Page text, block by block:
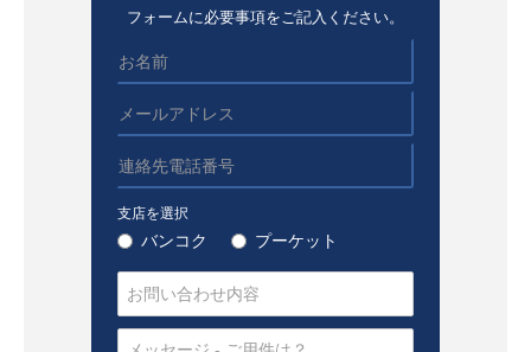
フォームに必要事項をご記入ください。
支店を選択
バンコク プーケット